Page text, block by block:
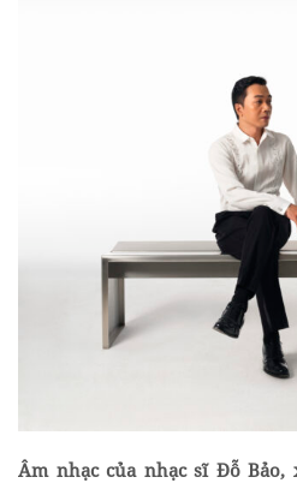
Âm nhạc của nhạc sĩ Đỗ